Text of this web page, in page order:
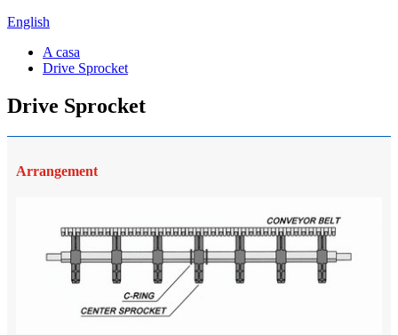
English
A casa
Drive Sprocket
Drive Sprocket
Arrangement